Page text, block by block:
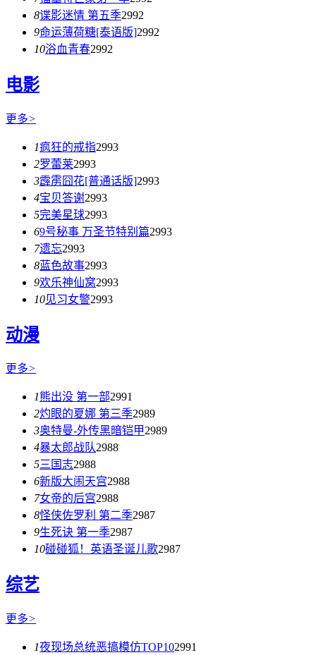
8谍影迷情 第五季2992
9命运薄荷糖[泰语版]2992
10浴血青春2992
电影
更多>
1疯狂的戒指2993
2罗蕾莱2993
3霹雳囧花[普通话版]2993
4宝贝答谢2993
5完美星球2993
69号秘事 万圣节特别篇2993
7遗忘2993
8蓝色故事2993
9欢乐神仙窝2993
10见习女警2993
动漫
更多>
1熊出没 第一部2991
2灼眼的夏娜 第三季2989
3奥特曼-外传黑暗铠甲2989
4暴太郎战队2988
5三国志2988
6新版大闹天宫2988
7女帝的后宫2988
8怪侠佐罗利 第二季2987
9生死诀 第一季2987
10碰碰狐！英语圣诞儿歌2987
综艺
更多>
1夜现场总统恶搞模仿TOP102991